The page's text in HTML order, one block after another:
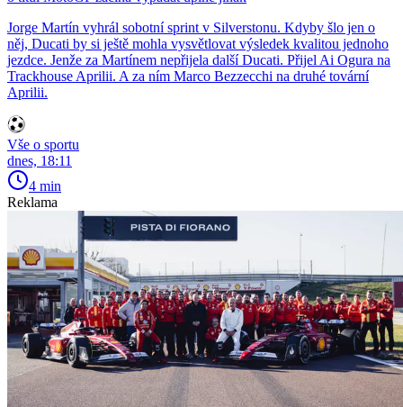
Jorge Martín vyhrál sobotní sprint v Silverstonu. Kdyby šlo jen o
něj, Ducati by si ještě mohla vysvětlovat výsledek kvalitou jednoho
jezdce. Jenže za Martínem nepřijela další Ducati. Přijel Ai Ogura na
Trackhouse Aprilii. A za ním Marco Bezzecchi na druhé tovární
Aprilii.
Vše o sportu
dnes, 18:11
4 min
Reklama